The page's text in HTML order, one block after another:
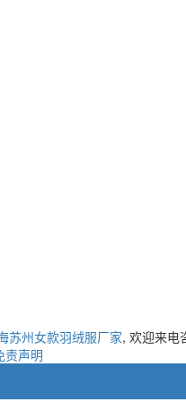
苏州女款羽绒服厂家, 欢迎来电
责声明